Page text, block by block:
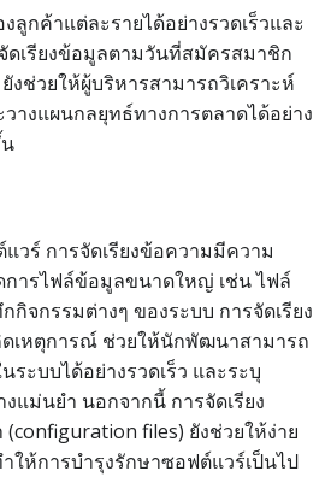
กค้าแต่ละรายได้อย่างรวดเร็วและ
ดเรียงข้อมูลตามวันที่สมัครสมาชิก
ช่วยให้ผู้บริหารสามารถวิเคราะห์
างแผนกลยุทธ์ทางการตลาดได้อย่าง
ร์ การจัดเรียงข้อความมีความ
การไฟล์ข้อมูลขนาดใหญ่ เช่น ไฟล์
จกรรมต่างๆ ของระบบ การจัดเรียง
ดเหตุการณ์ ช่วยให้นักพัฒนาสามารถ
ะบบได้อย่างรวดเร็ว และระบุ
แม่นยำ นอกจากนี้ การจัดเรียง
files) ยังช่วยให้ง่าย
ให้การบำรุงรักษาซอฟต์แวร์เป็นไป